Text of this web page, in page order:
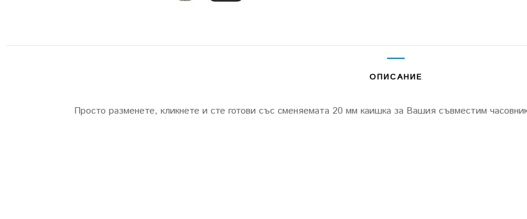
ОПИСАНИЕ
Просто разменете, кликнете и сте готови със сменяемата 20 мм каишка за Вашия съвместим